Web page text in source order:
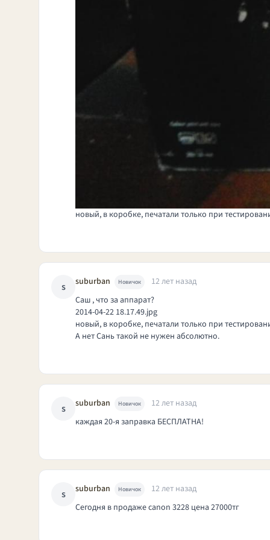
новый, в коробке, печатали только при
s suburban Новичок
12 лет назад
Саш , что за аппарат?
2014-04-22 18.17.49.jpg
новый, в коробке, печатали только при
А нет Сань такой не нужен абсолютно.
s suburban Новичок
12 лет назад
каждая 20-я заправка БЕСПЛАТНА!
s suburban Новичок
12 лет назад
Сегодня в продаже canon 3228 цена 27000тг